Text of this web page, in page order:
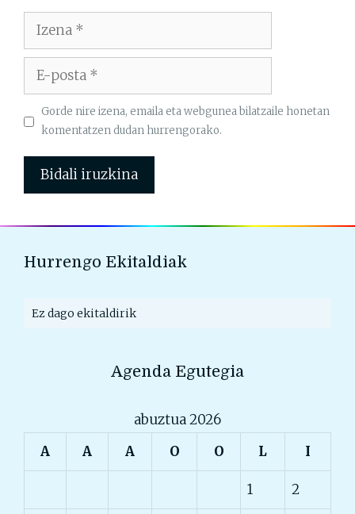
Izena
E-
posta
Gorde nire izena, emaila eta webgunea bilatzaile honetan
komentatzen dudan hurrengorako.
Hurrengo Ekitaldiak
Ez dago ekitaldirik
Agenda Egutegia
abuztua 2026
A
A A O O L I
1 2